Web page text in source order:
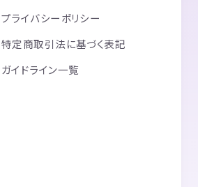
プライバシーポリシー
特定商取引法に基づく表記
ガイドライン一覧